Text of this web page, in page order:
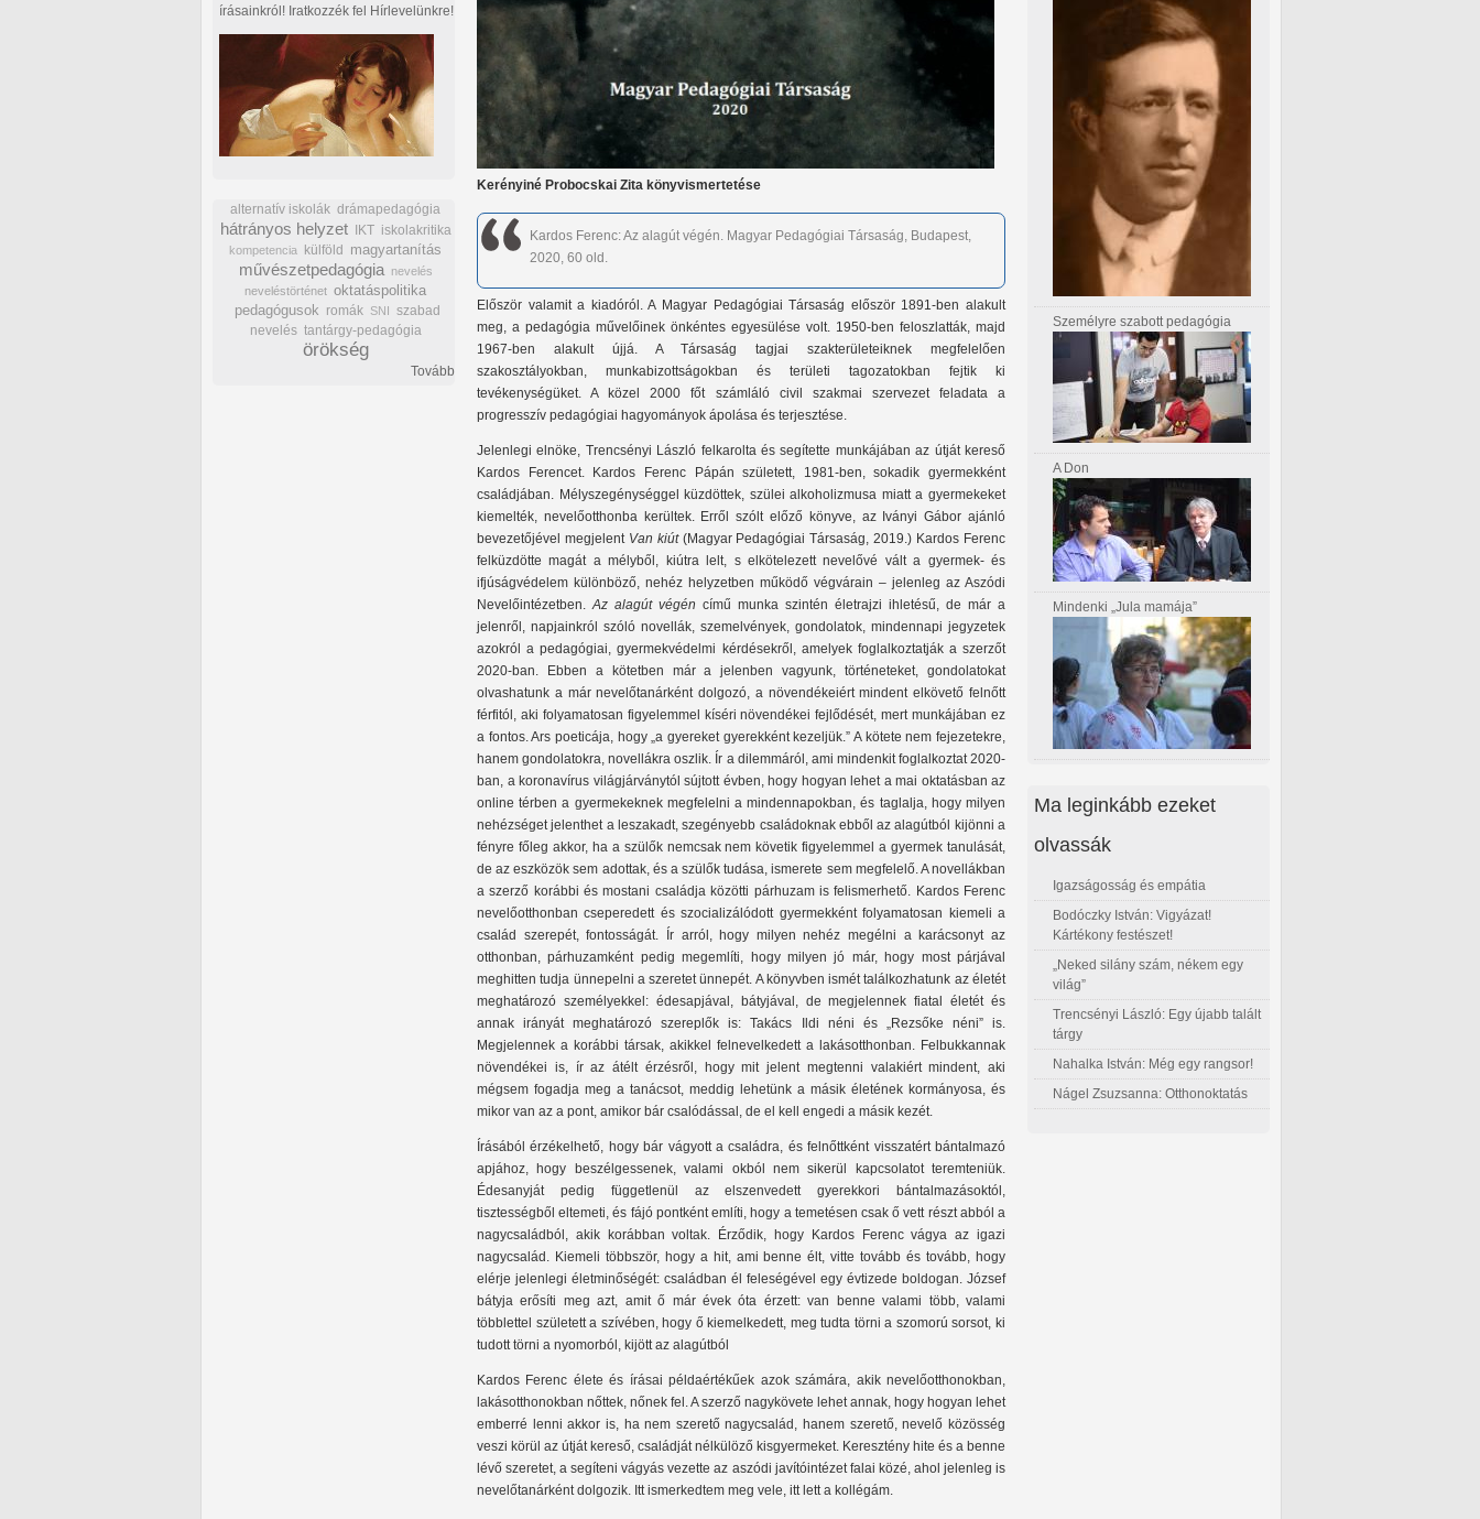
Kerényiné Probocskai Zita könyvismertetése
Kardos Ferenc: Az alagút végén. Magyar Pedagógiai Társaság, Budapest,
2020, 60 old.
Először valamit a kiadóról. A Magyar Pedagógiai Társaság először 1891-ben alakult
meg, a pedagógia művelőinek önkéntes egyesülése volt. 1950-ben feloszlatták, majd
1967-ben alakult újjá. A Társaság tagjai szakterületeiknek megfelelően
szakosztályokban, munkabizottságokban és területi tagozatokban fejtik ki
tevékenységüket. A közel 2000 főt számláló civil szakmai szervezet feladata a
progresszív pedagógiai hagyományok ápolása és terjesztése.
Jelenlegi elnöke, Trencsényi László felkarolta és segítette munkájában az útját kereső
Kardos Ferencet. Kardos Ferenc Pápán született, 1981-ben, sokadik gyermekként
családjában. Mélyszegénységgel küzdöttek, szülei alkoholizmusa miatt a gyermekeket
kiemelték, nevelőotthonba kerültek. Erről szólt előző könyve, az Iványi Gábor ajánló
bevezetőjével megjelent Van kiút(Magyar Pedagógiai Társaság, 2019.) Kardos Ferenc
felküzdötte magát a mélyből, kiútra lelt, s elkötelezett nevelővé vált a gyermek- és
ifjúságvédelem különböző, nehéz helyzetben működő végvárain – jelenleg az Aszódi
Nevelőintézetben.Az alagút végén című munka szintén életrajzi ihletésű, de már a
jelenről, napjainkról szóló novellák, szemelvények, gondolatok, mindennapi jegyzetek
azokról a pedagógiai, gyermekvédelmi kérdésekről, amelyek foglalkoztatják a szerzőt
2020-ban. Ebben a kötetben már a jelenben vagyunk, történeteket, gondolatokat
olvashatunk a már nevelőtanárként dolgozó, a növendékeiért mindent elkövető felnőtt
férfitól, aki folyamatosan figyelemmel kíséri növendékei fejlődését, mert munkájában ez
a fontos. Ars poeticája, hogy „a gyereket gyerekként kezeljük.” A kötete nem fejezetekre,
hanem gondolatokra, novellákra oszlik. Ír a dilemmáról, ami mindenkit foglalkoztat 2020-
ban, a koronavírus világjárványtól sújtott évben, hogy hogyan lehet a mai oktatásban az
online térben a gyermekeknek megfelelni a mindennapokban, és taglalja, hogy milyen
nehézséget jelenthet a leszakadt, szegényebb családoknak ebből az alagútból kijönni a
fényre főleg akkor, ha a szülők nemcsak nem követik figyelemmel a gyermek tanulását,
de az eszközök sem adottak, és a szülők tudása, ismerete sem megfelelő. A novellákban
a szerző korábbi és mostani családja közötti párhuzam is felismerhető. Kardos Ferenc
nevelőotthonban cseperedett és szocializálódott gyermekként folyamatosan kiemeli a
család szerepét, fontosságát. Ír arról, hogy milyen nehéz megélni a karácsonyt az
otthonban, párhuzamként pedig megemlíti, hogy milyen jó már, hogy most párjával
meghitten tudja ünnepelni a szeretet ünnepét. A könyvben ismét találkozhatunk az életét
meghatározó személyekkel: édesapjával, bátyjával, de megjelennek fiatal életét és
annak irányát meghatározó szereplők is: Takács Ildi néni és „Rezsőke néni” is.
Megjelennek a korábbi társak, akikkel felnevelkedett a lakásotthonban. Felbukkannak
növendékei is, ír az átélt érzésről, hogy mit jelent megtenni valakiért mindent, aki
mégsem fogadja meg a tanácsot, meddig lehetünk a másik életének kormányosa, és
mikor van az a pont, amikor bár csalódással, de el kell engedi a másik kezét.
Írásából érzékelhető, hogy bár vágyott a családra, és felnőttként visszatért bántalmazó
apjához, hogy beszélgessenek, valami okból nem sikerül kapcsolatot teremteniük.
Édesanyját pedig függetlenül az elszenvedett gyerekkori bántalmazásoktól,
tisztességből eltemeti, és fájó pontként említi, hogy a temetésen csak ő vett részt abból a
nagycsaládból, akik korábban voltak. Érződik, hogy Kardos Ferenc vágya az igazi
nagycsalád. Kiemeli többször, hogy a hit, ami benne élt, vitte tovább és tovább, hogy
elérje jelenlegi életminőségét: családban él feleségével egy évtizede boldogan. József
bátyja erősíti meg azt, amit ő már évek óta érzett: van benne valami több, valami
többlettel született a szívében, hogy ő kiemelkedett, meg tudta törni a szomorú sorsot, ki
tudott törni a nyomorból, kijött az alagútból
Kardos Ferenc élete és írásai példaértékűek azok számára, akik nevelőotthonokban,
lakásotthonokban nőttek, nőnek fel. A szerző nagykövete lehet annak, hogy hogyan lehet
emberré lenni akkor is, ha nem szerető nagycsalád, hanem szerető, nevelő közösség
veszi körül az útját kereső, családját nélkülöző kisgyermeket. Keresztény hite és a benne
lévő szeretet, a segíteni vágyás vezette az aszódi javítóintézet falai közé, ahol jelenleg is
nevelőtanárként dolgozik. Itt ismerkedtem meg vele, itt lett a kollégám.
írásainkról! Iratkozzék fel Hírlevelünkre!
alternatív iskolák drámapedagógia
hátrányos helyzet IKT iskolakritika
kompetencia külföld magyartanítás
művészetpedagógia
nevelés
neveléstörténet oktatáspolitika
pedagógusok romák SNI szabad
nevelés tantárgy-pedagógia
örökség
Tovább
Személyre szabott pedagógia
A Don
Mindenki „Jula mamája”
Ma leginkább ezeket
olvassák
Igazságosság és empátia
Bodóczky István: Vigyázat!
Kártékony festészet!
„Neked silány szám, nékem egy
világ”
Trencsényi László: Egy újabb talált
tárgy
Nahalka István: Még egy rangsor!
Nágel Zsuzsanna: Otthonoktatás